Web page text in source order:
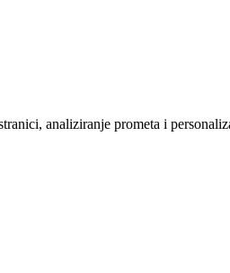
analiziranje prometa i